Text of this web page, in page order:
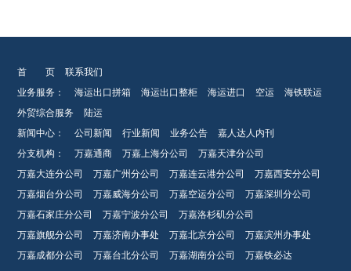
首 页
联系我们
业务服务：
海运出口拼箱 海运出口整柜 海运进口 空运
海铁联运
外贸综合服务
陆运
新闻中心：
公司新闻 行业新闻 业务公告
嘉人达人内刊
分支机构：
万嘉通商 万嘉上海分公司
万嘉天津分公司
万嘉大连分公司
万嘉广州分公司 万嘉连云港分公司
万嘉西安分公司
万嘉烟台分公司
万嘉威海分公司 万嘉空运分公司
万嘉深圳分公司
万嘉石家庄分公司
万嘉宁波分公司
万嘉洛杉矶分公司
万嘉旗舰分公司
万嘉济南办事处 万嘉北京分公司
万嘉滨州办事处
万嘉成都分公司
万嘉台北分公司 万嘉湖南分公司
万嘉铁必达